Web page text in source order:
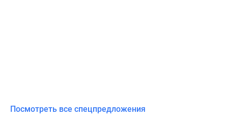
Посмотреть все спецпредложения